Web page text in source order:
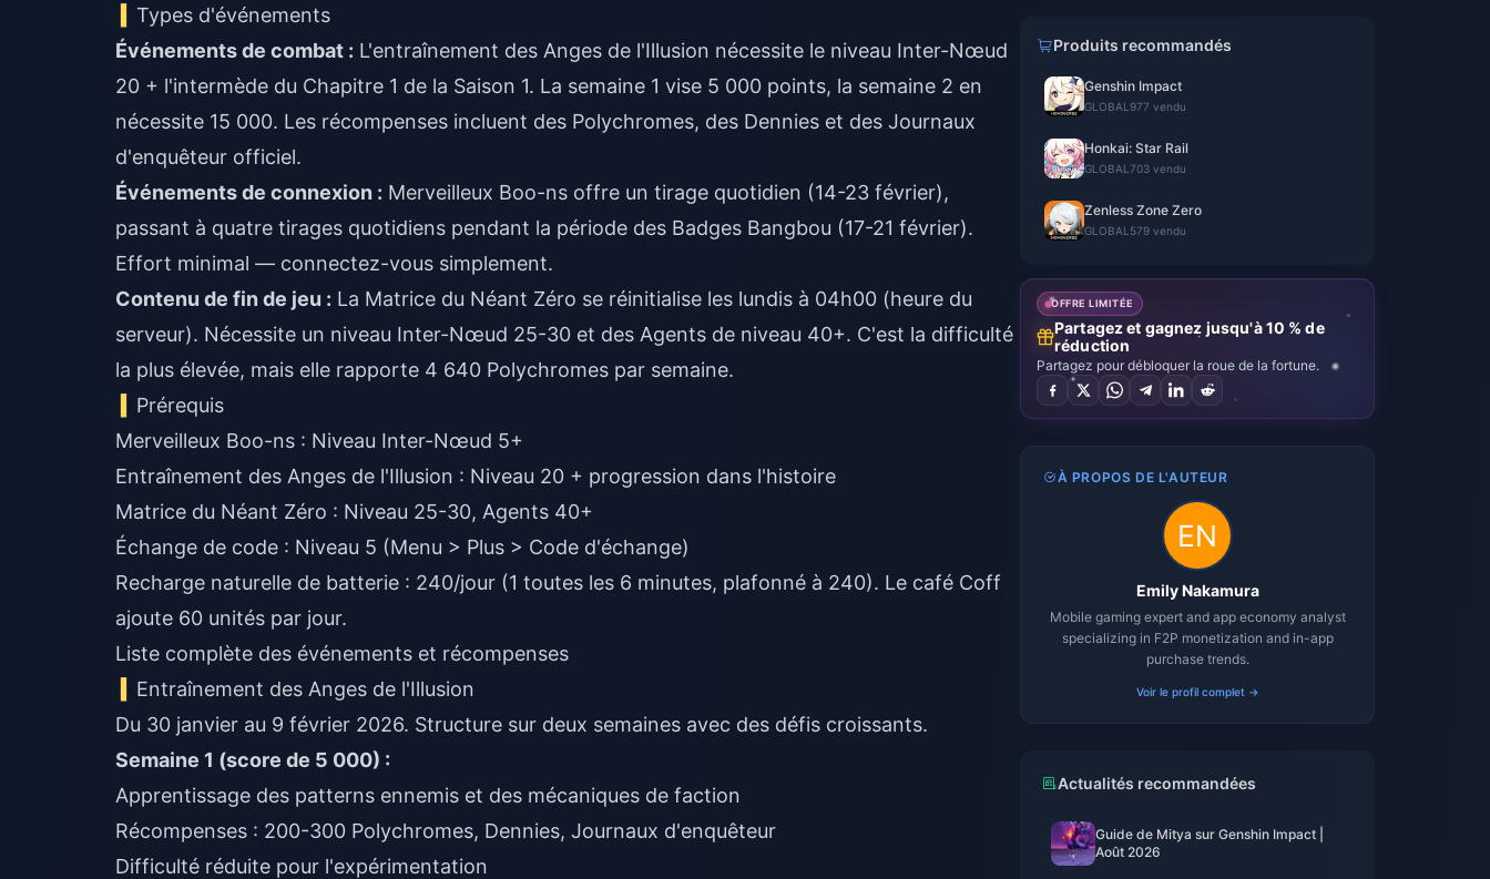
Types d'événements
Événements de combat : L'entraînement des Anges de l'Illusion nécessite le niveau Inter-Nœud
20 + l'intermède du Chapitre 1 de la Saison 1. La semaine 1 vise 5 000 points, la semaine 2 en
nécessite 15 000. Les récompenses incluent des Polychromes, des Dennies et des Journaux
d'enquêteur officiel.
Événements de connexion : Merveilleux Boo-ns offre un tirage quotidien (14-23 février),
passant à quatre tirages quotidiens pendant la période des Badges Bangbou (17-21 février).
Effort minimal — connectez-vous simplement.
Contenu de fin de jeu : La Matrice du Néant Zéro se réinitialise les lundis à 04h00 (heure du
serveur). Nécessite un niveau Inter-Nœud 25-30 et des Agents de niveau 40+. C'est la difficulté
la plus élevée, mais elle rapporte 4 640 Polychromes par semaine.
Prérequis
Merveilleux Boo-ns : Niveau Inter-Nœud 5+
Entraînement des Anges de l'Illusion : Niveau 20 + progression dans l'histoire
Matrice du Néant Zéro : Niveau 25-30, Agents 40+
Échange de code : Niveau 5 (Menu > Plus > Code d'échange)
Recharge naturelle de batterie : 240/jour (1 toutes les 6 minutes, plafonné à 240). Le café Coff
ajoute 60 unités par jour.
Liste complète des événements et récompenses
Entraînement des Anges de l'Illusion
Du 30 janvier au 9 février 2026. Structure sur deux semaines avec des défis croissants.
Semaine 1 (score de 5 000) :
Apprentissage des patterns ennemis et des mécaniques de faction
Récompenses : 200-300 Polychromes, Dennies, Journaux d'enquêteur
Difficulté réduite pour l'expérimentation
Produits recommandés
Genshin Impact
GLOBAL 977 vendu
Honkai: Star Rail
GLOBAL 703 vendu
Zenless Zone Zero
GLOBAL 579 vendu
OFFRE LIMITÉE
Partagez et gagnez jusqu'à 10 % de
réduction
Partagez pour débloquer la roue de la fortune.
À PROPOS DE L'AUTEUR
Emily Nakamura
Mobile gaming expert and app economy analyst
specializing in F2P monetization and in-app
purchase trends.
Voir le profil complet →
Actualités recommandées
Guide de Mitya sur Genshin Impact |
Août 2026